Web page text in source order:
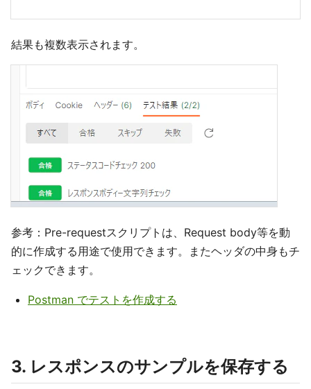
結果も複数表示されます。
参考：Pre-requestスクリプトは、Request body等を動
的に作成する用途で使用できます。またヘッダの中身もチ
ェックできます。
Postman でテストを作成する
3. レスポンスのサンプルを保存する